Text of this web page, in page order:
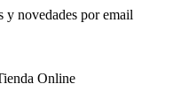
y novedades por email